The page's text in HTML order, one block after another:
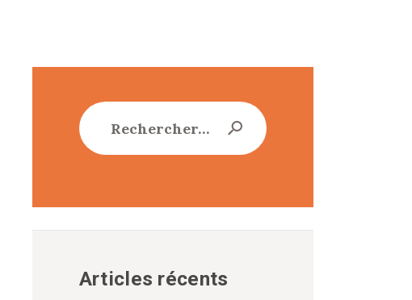
Rechercher :
Articles récents